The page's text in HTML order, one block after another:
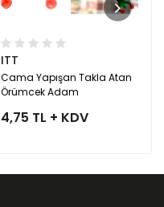
ITT
Cama Yapışan Takla Atan
Örümcek Adam
4,75 TL + KDV